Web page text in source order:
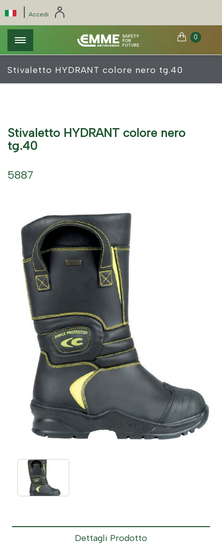
al
contenuto
principale
Select
language
Accedi
0
Stivaletto HYDRANT colore nero tg.40
Stivaletto HYDRANT colore nero
tg.40
5887
Dettagli Prodotto
Pannello di gestione dei cookies